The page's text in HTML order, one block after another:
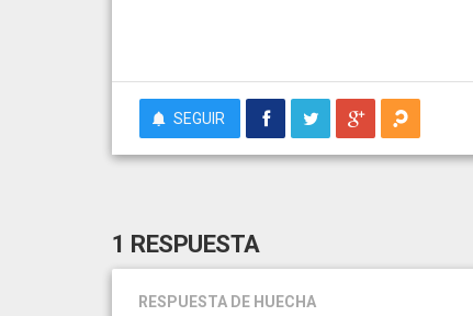
SEGUIR
1 RESPUESTA
RESPUESTA DE HUECHA